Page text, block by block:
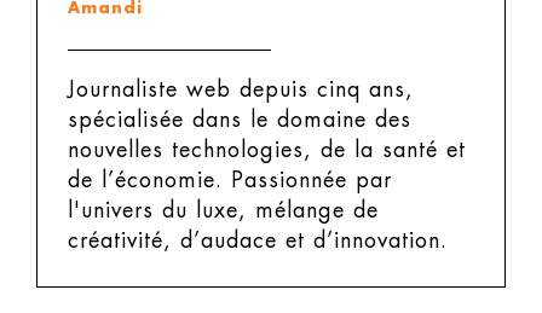
Amandi
Journaliste web depuis cinq ans,
spécialisée dans le domaine des
nouvelles technologies, de la santé et
de l’économie. Passionnée par
l'univers du luxe, mélange de
créativité, d’audace et d’innovation.